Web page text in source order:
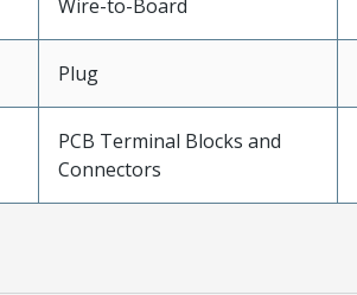
Wire-to-Board
Plug
PCB Terminal Blocks and
Connectors